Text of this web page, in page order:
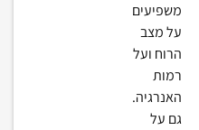
משפיעים
על מצב
הרוח ועל
רמות
האנרגיה.
גם על